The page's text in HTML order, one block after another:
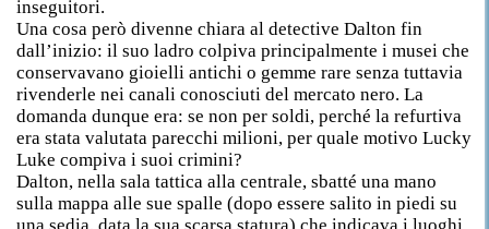
inseguitori.
Una cosa però divenne chiara al detective Dalton fin
dall’inizio: il suo ladro colpiva principalmente i musei che
conservavano gioielli antichi o gemme rare senza tuttavia
rivenderle nei canali conosciuti del mercato nero. La
domanda dunque era: se non per soldi, perché la refurtiva
era stata valutata parecchi milioni, per quale motivo Lucky
Luke compiva i suoi crimini?
Dalton, nella sala tattica alla centrale, sbatté una mano
sulla mappa alle sue spalle (dopo essere salito in piedi su